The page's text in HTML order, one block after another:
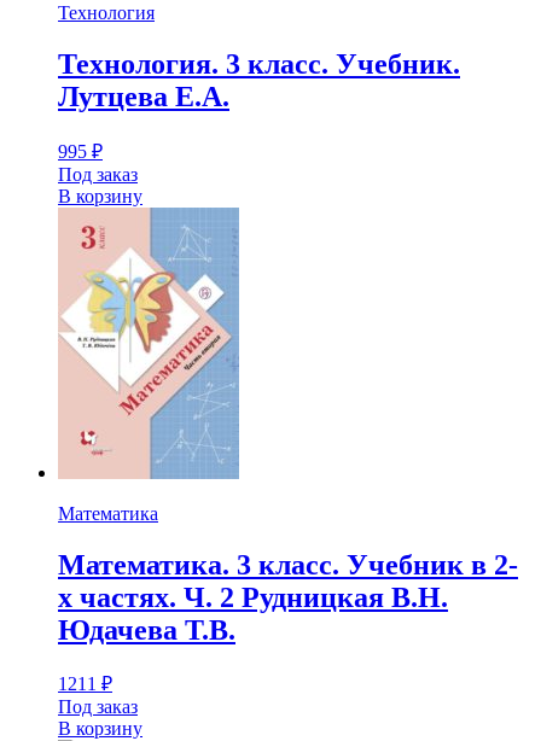
Технология
Технология. 3 класс. Учебник.
Лутцева Е.А.
995 ₽
Под заказ
В корзину
Математика
Математика. 3 класс. Учебник в 2-
х частях. Ч. 2 Рудницкая В.Н.
Юдачева Т.В.
1211 ₽
Под заказ
В корзину